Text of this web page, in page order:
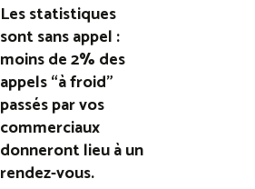
Les statistiques
sont sans appel :
moins de 2% des
appels “à froid”
passés par vos
commerciaux
donneront lieu à un
rendez-vous.